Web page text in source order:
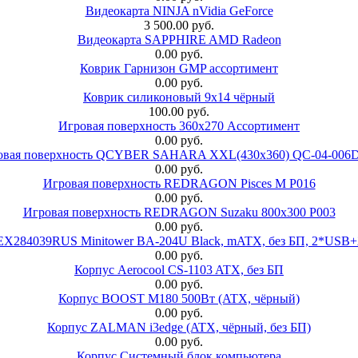
Видеокарта NINJA nVidia GeForce
3 500.00 руб.
Видеокарта SAPPHIRE AMD Radeon
0.00 руб.
Коврик Гарнизон GMP ассортимент
0.00 руб.
Коврик силиконовый 9х14 чёрный
100.00 руб.
Игровая поверхность 360x270 Ассортимент
0.00 руб.
поверхность QCYBER SAHARA XXL(430x360) QC-04-
0.00 руб.
Игровая поверхность REDRAGON Pisces M P016
0.00 руб.
Игровая поверхность REDRAGON Suzaku 800x300 P003
0.00 руб.
Minitower BA-204U Black, mATX, без БП,
0.00 руб.
Корпус Aerocool CS-1103 ATX, без БП
0.00 руб.
Корпус BOOST M180 500Вт (ATX, чёрный)
0.00 руб.
Корпус ZALMAN i3edge (ATX, чёрный, без БП)
0.00 руб.